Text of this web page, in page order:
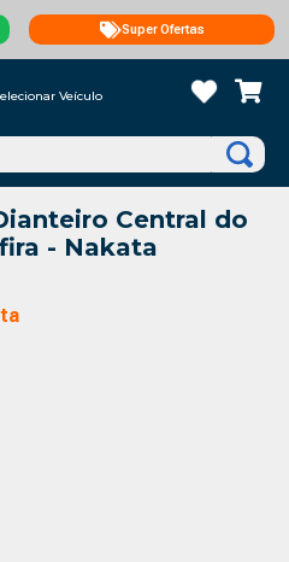
Super Ofertas
Veículo
Central do
- Nakata